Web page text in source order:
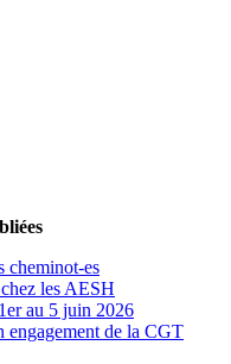
cheminot-es
les AESH
au 5 juin 2026
engagement de la CGT